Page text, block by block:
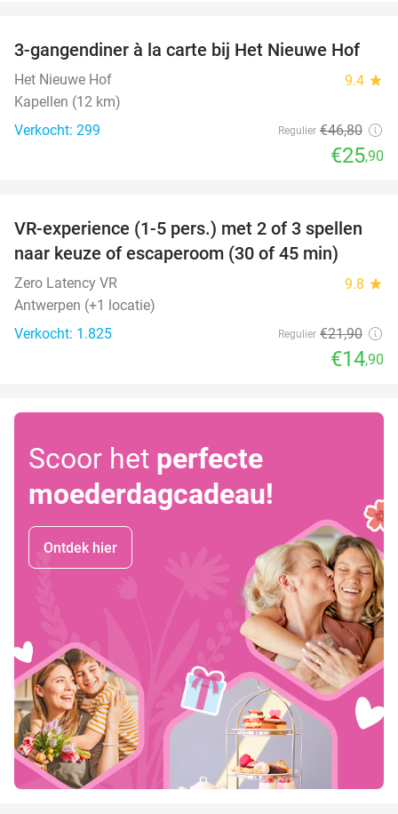
45%
3-gangendiner à la carte bij Het Nieuwe Hof
Het Nieuwe Hof 9.4 star
Kapellen (12 km)
Verkocht: 299
Regulier €46,80
€25,90
32%
VR-experience (1-5 pers.) met 2 of 3 spellen
naar keuze of escaperoom (30 of 45 min)
Zero Latency VR 9.8 star
Antwerpen (+1 locatie)
Verkocht: 1.825
Regulier €21,90
€14,90
Scoor het perfecte
moederdagcadeau!
Ontdek hier